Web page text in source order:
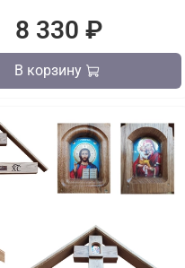
8 330 ₽
В корзину